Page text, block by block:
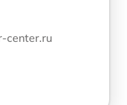
center.ru